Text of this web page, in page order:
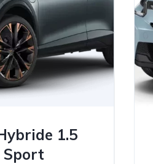
1.5
Sport